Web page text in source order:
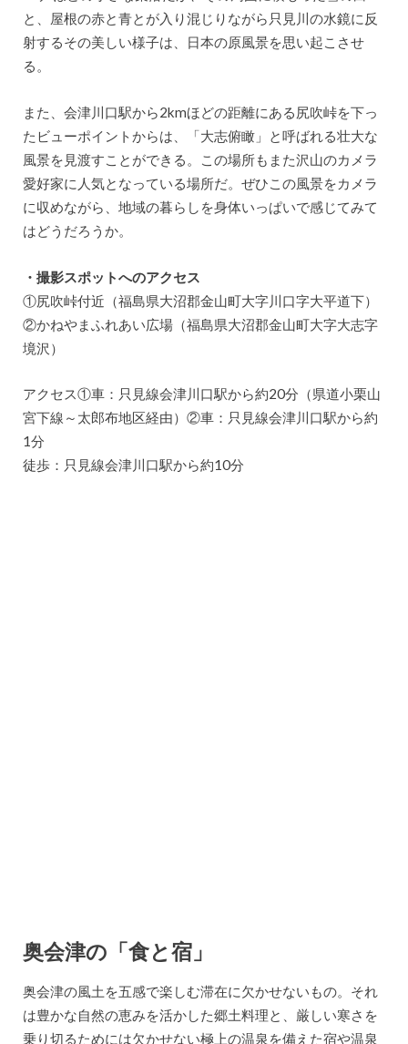
と、屋根の赤と青とが入り混じりながら只見川の水鏡に反
射するその美しい様子は、日本の原風景を思い起こさせ
る。
また、会津川口駅から2kmほどの距離にある尻吹峠を下っ
たビューポイントからは、「大志俯瞰」と呼ばれる壮大な
風景を見渡すことができる。この場所もまた沢山のカメラ
愛好家に人気となっている場所だ。ぜひこの風景をカメラ
に収めながら、地域の暮らしを身体いっぱいで感じてみて
はどうだろうか。
・撮影スポットへのアクセス
①尻吹峠付近（福島県大沼郡金山町大字川口字大平道下）
②かねやまふれあい広場（福島県大沼郡金山町大字大志字
境沢）
アクセス①車：只見線会津川口駅から約20分（県道小栗山
宮下線～太郎布地区経由）②車：只見線会津川口駅から約
1分
徒歩：只見線会津川口駅から約10分
奥会津の「食と宿」
奥会津の風土を五感で楽しむ滞在に欠かせないもの。それ
は豊かな自然の恵みを活かした郷土料理と、厳しい寒さを
乗り切るためには欠かせない極上の温泉を備えた宿や温泉